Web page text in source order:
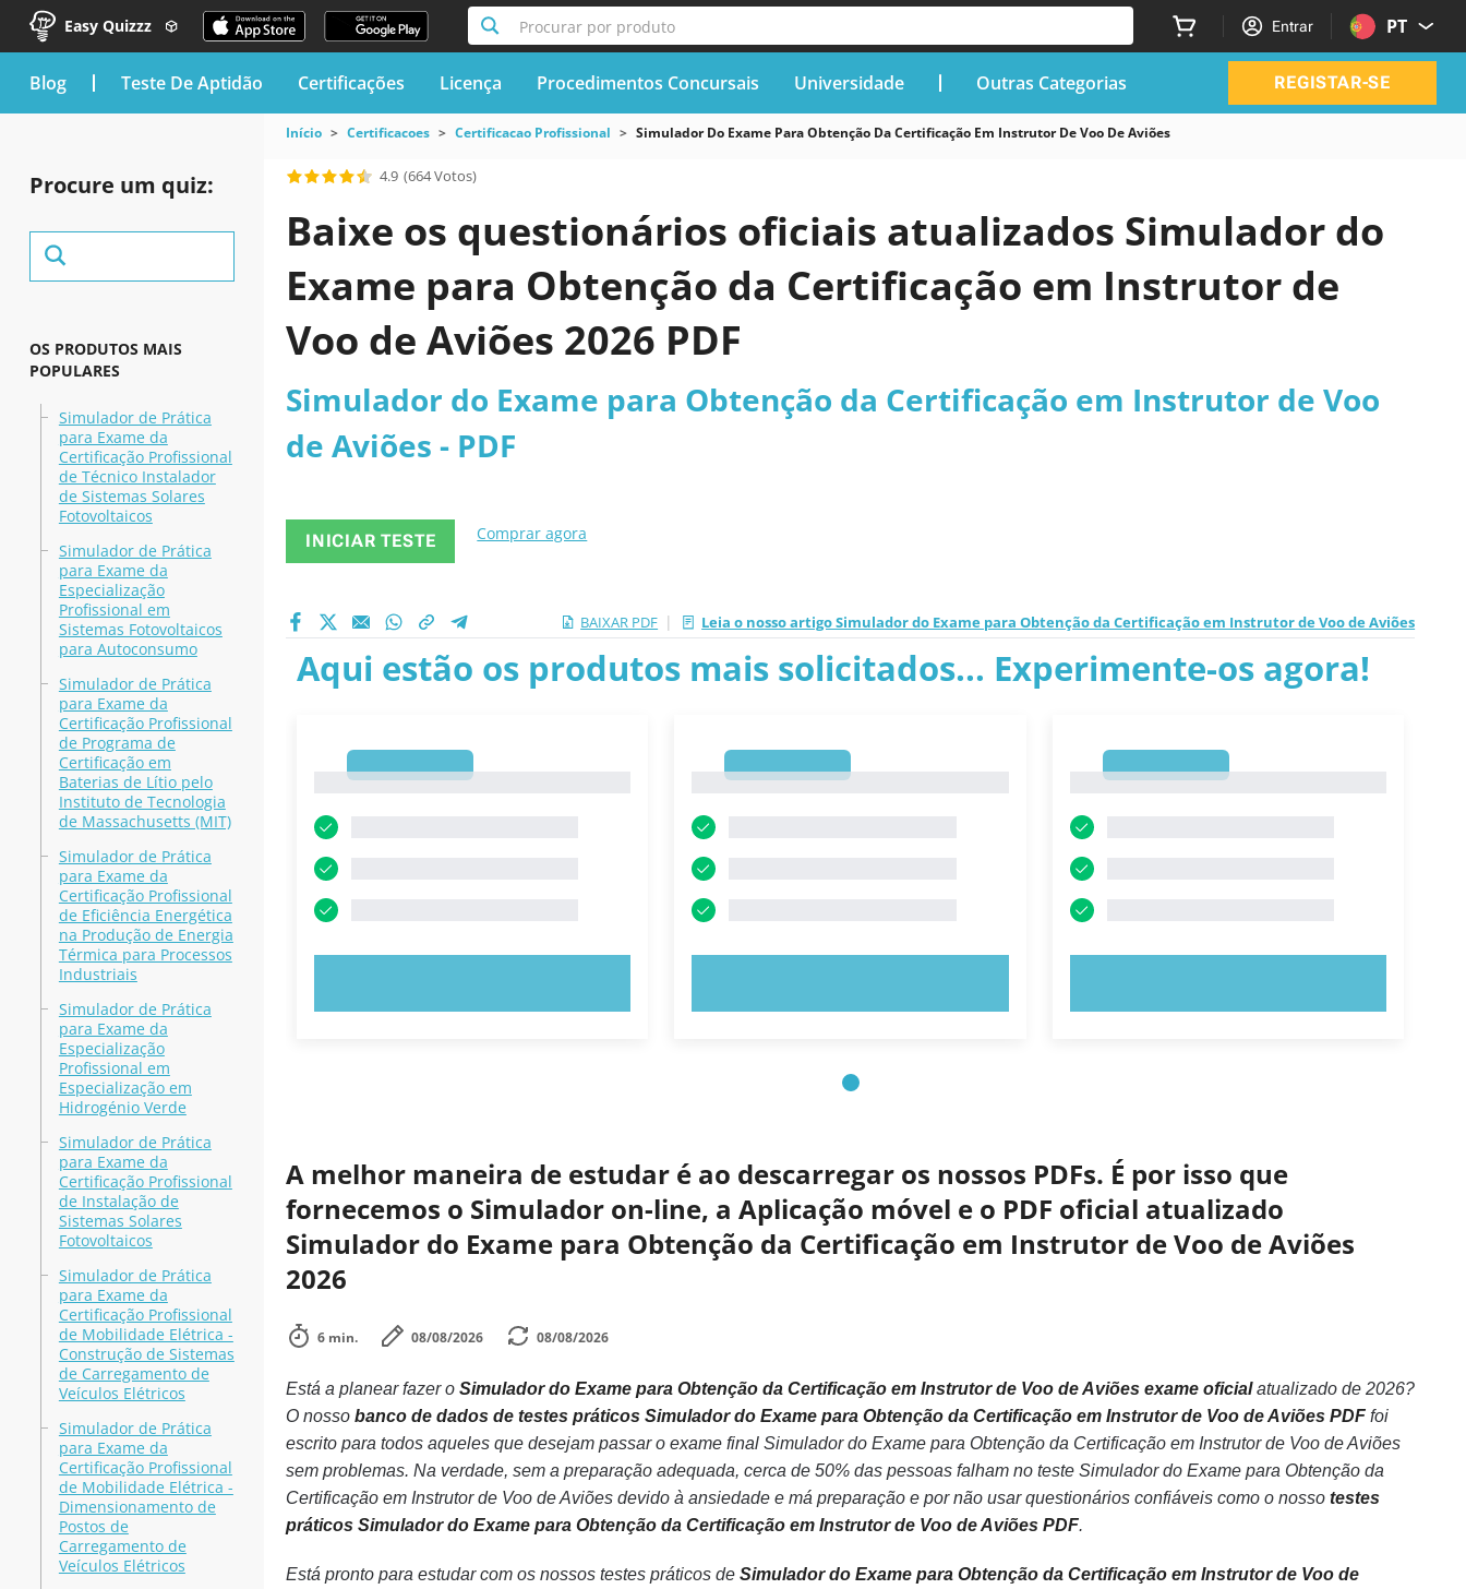
Easy Quizzz Procurar por produto Entrar PT
blog Teste De Aptidão Certificações Licença Procedimentos Concursais Universidade Outras Categorias REGISTAR-SE
Procure um quiz:
OS PRODUTOS MAIS
POPULARES
Simulador de Prática
para Exame da
Certificação Profissional
de Técnico Instalador
de Sistemas Solares
Fotovoltaicos
Simulador de Prática
para Exame da
Especialização
Profissional em
Sistemas Fotovoltaicos
para Autoconsumo
Simulador de Prática
para Exame da
Certificação Profissional
de Programa de
Certificação em
Baterias de Lítio pelo
Instituto de Tecnologia
de Massachusetts (MIT)
Simulador de Prática
para Exame da
Certificação Profissional
de Eficiência Energética
na Produção de Energia
Térmica para Processos
Industriais
Simulador de Prática
para Exame da
Especialização
Profissional em
Especialização em
Hidrogénio Verde
Simulador de Prática
para Exame da
Certificação Profissional
de Instalação de
Sistemas Solares
Fotovoltaicos
Simulador de Prática
para Exame da
Certificação Profissional
de Mobilidade Elétrica -
Construção de Sistemas
de Carregamento de
Veículos Elétricos
Simulador de Prática
para Exame da
Certificação Profissional
de Mobilidade Elétrica -
Dimensionamento de
Postos de
Carregamento de
Veículos Elétricos
Início Certificacoes Certificacao Profissional Simulador Do Exame Para Obtenção Da Certificação Em Instrutor De Voo De Aviões
4.9 (664 Votos)
Baixe os questionários oficiais atualizados Simulador do
Exame para Obtenção da Certificação em Instrutor de
Voo de Aviões 2026 PDF
Simulador do Exame para Obtenção da Certificação em Instrutor de Voo
de Aviões - PDF
INICIAR TESTE Comprar agora
BAIXAR PDF | Leia o nosso artigo Simulador do Exame para Obtenção da Certificação em Instrutor de Voo de Aviões
Aqui estão os produtos mais solicitados... Experimente-os agora!
A melhor maneira de estudar é ao descarregar os nossos PDFs. É por isso que
fornecemos o Simulador on-line, a Aplicação móvel e o PDF oficial atualizado
Simulador do Exame para Obtenção da Certificação em Instrutor de Voo de Aviões
2026
6 min. 08/08/2026 08/08/2026
Está a planear fazer o Simulador do Exame para Obtenção da Certificação em Instrutor de Voo de Aviões exame oficialatualizado de 2026?
O nosso banco de dados de testes práticos Simulador do Exame para Obtenção da Certificação em Instrutor de Voo de Aviões PDFfoi
escrito para todos aqueles que desejam passar o exame final Simulador do Exame para Obtenção da Certificação em Instrutor de Voo de Aviões
sem problemas. Na verdade, sem a preparação adequada, cerca de 50% das pessoas falham no teste Simulador do Exame para Obtenção da
Certificação em Instrutor de Voo de Aviões devido à ansiedade e má preparação e por não usar questionários confiáveis como o nosso testes
práticos Simulador do Exame para Obtenção da Certificação em Instrutor de Voo de Aviões PDF.
Está pronto para estudar com os nossos testes práticos de Simulador do Exame para Obtenção da Certificação em Instrutor de Voo de